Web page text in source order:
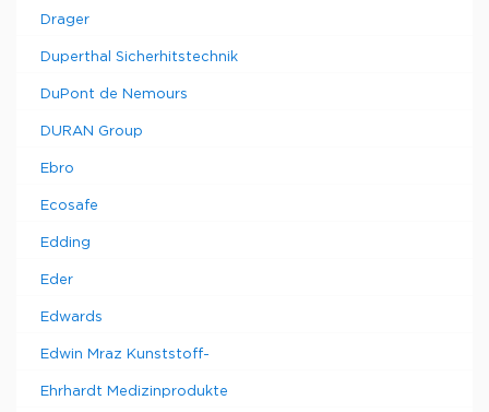
Drager
Duperthal Sicherhitstechnik
DuPont de Nemours
DURAN Group
Ebro
Ecosafe
Edding
Eder
Edwards
Edwin Mraz Kunststoff-
Ehrhardt Medizinprodukte